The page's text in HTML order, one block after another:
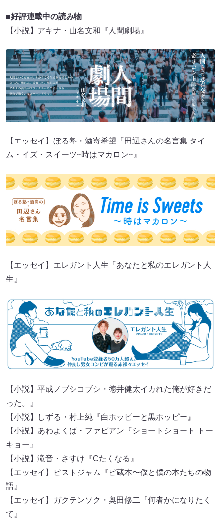
■好評連載中の読み物
【小説】アキナ・山名文和『人間劇場』
【エッセイ】ぼる塾・酒寄希望『田辺さんの名言集 タイ
ム・イズ・スイーツ~時はマカロン~』
【エッセイ】エレガント人生『あなたと私のエレガント人
生』
【小説】平成ノブシコブシ・徳井健太イカれた俺が好きだ
った。』
【小説】しずる・村上純『白ホッピーと黒ホッピー』
【小説】あわよくば・ファビアン『ショートショート トー
キョー』
【小説】滝音・さすけ『Cたくなる』
【エッセイ】ピストジャム『ピ蔵本〜僕と僕の本たちの物
語』
【エッセイ】ガクテンソク・奥田修二『何者かになりたく
て』